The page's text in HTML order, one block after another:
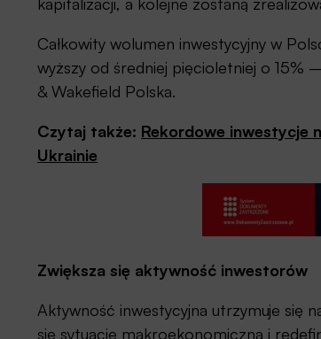
Całkowity wolumen inwestycyjny w
wyższy od średniej pięcioletniej o 15%
& Wakefield Polska.
Czytaj także: Rekordowe inwestycje
Ukrainie
Zwiększa się aktywność inwestorów
Aktywność inwestycyjna utrzymuje się
się sytuację makroekonomiczną i